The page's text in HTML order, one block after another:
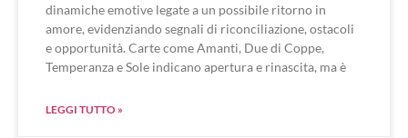
dinamiche emotive legate a un possibile ritorno in
amore, evidenziando segnali di riconciliazione, ostacoli
e opportunità. Carte come Amanti, Due di Coppe,
Temperanza e Sole indicano apertura e rinascita, ma è
LEGGI TUTTO »